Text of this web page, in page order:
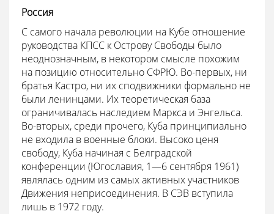
Россия
С самого начала революции на Кубе отношение
руководства КПСС к Острову Свободы было
неоднозначным, в некотором смысле похожим
на позицию относительно СФРЮ. Во-первых, ни
братья Кастро, ни их сподвижники формально не
были ленинцами. Их теоретическая база
ограничивалась наследием Маркса и Энгельса.
Во-вторых, среди прочего, Куба принципиально
не входила в военные блоки. Высоко ценя
свободу, Куба начиная с Белградской
конференции (Югославия, 1—6 сентября 1961)
являлась одним из самых активных участников
Движения неприсоединения. В СЭВ вступила
лишь в 1972 году.